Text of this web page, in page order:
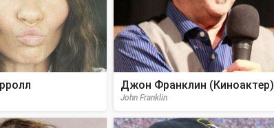
Джон Франклин (Киноактер)
John Franklin